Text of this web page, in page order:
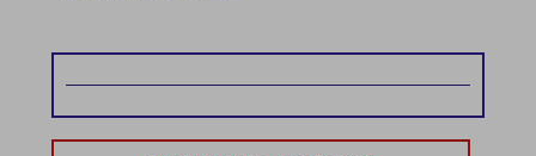
Полностью светодиодное основное освещение.
управления и возможн...